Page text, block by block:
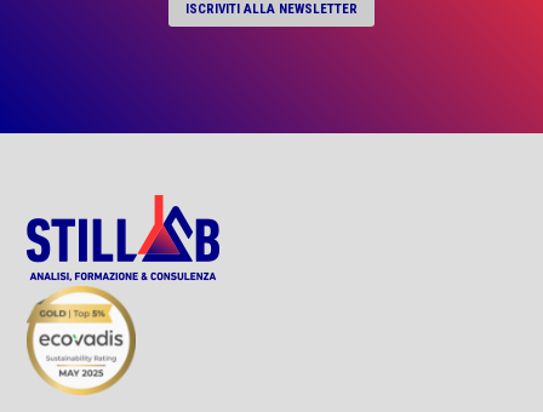
ISCRIVITI ALLA NEWSLETTER